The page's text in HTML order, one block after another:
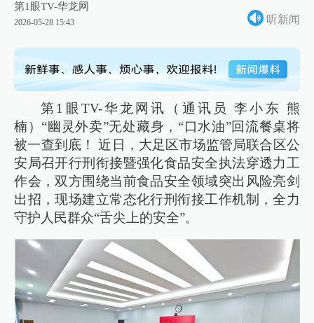
第1眼TV-华龙网
2026-05-28 15:43 听新闻
第1眼TV-华龙网讯（通讯员 李小东 熊
楠）“幽灵外卖”无处藏身，“口水油”回流餐桌将
被一查到底！ 近日，大足区市场监管局联合区公
安局召开行刑衔接暨强化食品安全执法穿透力工
作会，双方围绕当前食品安全领域突出风险亮剑
出招，现场建立常态化行刑衔接工作机制，全力
守护人民群众“舌尖上的安全”。